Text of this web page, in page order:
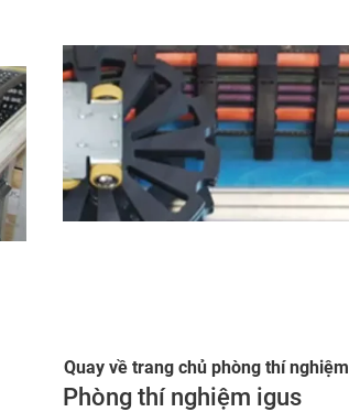
Phòng thí nghiệm igus
Quay về trang chủ phòng thínghiệm